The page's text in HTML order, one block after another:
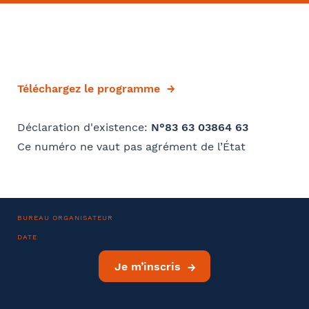
Téléchargez le programme
Déclaration d'existence: N°83 63 03864 63
Ce numéro ne vaut pas agrément de l’État
BUREAU ORGANISATEUR
DATE
Je m’inscris
Déjà client ?
Oui
Si oui dans quelle ville ?- FACULTATIF
Bon appétit RH
Valider